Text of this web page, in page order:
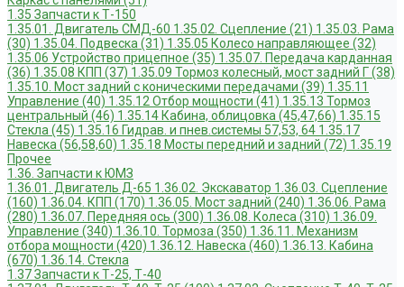
1.35 Запчасти к Т-150
1.35.01. Двигатель СМД-60 1.35.02. Сцепление (21) 1.35.03. Рама
(30) 1.35.04. Подвеска (31) 1.35.05 Колесо направляющее (32)
1.35.06 Устройство прицепное (35) 1.35.07. Передача карданная
(36) 1.35.08 КПП (37) 1.35.09 Тормоз колесный, мост задний Г (38)
1.35.10. Мост задний с коническими передачами (39) 1.35.11
Управление (40) 1.35.12 Отбор мощности (41) 1.35.13 Тормоз
центральный (46) 1.35.14 Кабина, облицовка (45,47,66) 1.35.15
Стекла (45) 1.35.16 Гидрав. и пнев.системы 57,53, 64 1.35.17
Навеска (56,58,60) 1.35.18 Мосты передний и задний (72) 1.35.19
Прочее
1.36. Запчасти к ЮМЗ
1.36.01. Двигатель Д-65 1.36.02. Экскаватор 1.36.03. Сцепление
(160) 1.36.04. КПП (170) 1.36.05. Мост задний (240) 1.36.06. Рама
(280) 1.36.07. Передняя ось (300) 1.36.08. Колеса (310) 1.36.09.
Управление (340) 1.36.10. Тормоза (350) 1.36.11. Механизм
отбора мощности (420) 1.36.12. Навеска (460) 1.36.13. Кабина
(670) 1.36.14. Стекла
1.37 Запчасти к Т-25, Т-40